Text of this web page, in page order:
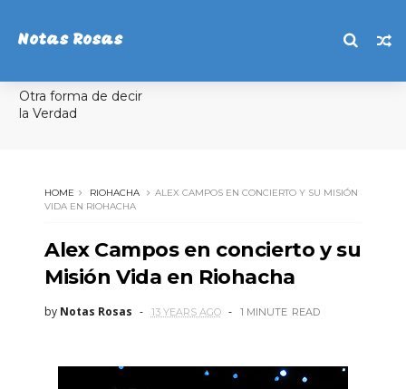
Notas Rosas
Otra forma de decir
la Verdad
HOME RIOHACHA
ALEX CAMPOS EN CONCIERTO Y SU MISIÓN
VIDA EN RIOHACHA
Alex Campos en concierto y su
Misión Vida en Riohacha
by Notas Rosas 13 YEARS AGO 1 MINUTE READ